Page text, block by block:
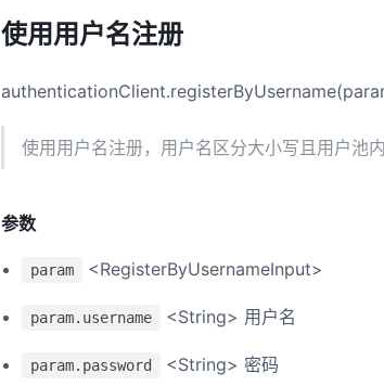
使用用户名注册
使用用户名注册，用户名区分大小写且用户池内
参数
param <RegisterByUsernameInput>
param.username <String> 用户名
param.password <String> 密码